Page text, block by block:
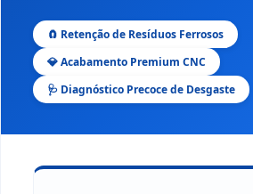
🧲 Retenção de Resíduos Ferrosos
💎 Acabamento Premium CNC
🩺 Diagnóstico Precoce de Desgaste